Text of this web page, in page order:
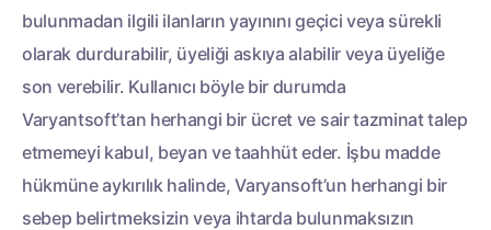
bulunmadan ilgili ilanların yayınını geçici veya sürekli
olarak durdurabilir, üyeliği askıya alabilir veya üyeliğe
son verebilir. Kullanıcı böyle bir durumda
Varyantsoft’tan herhangi bir ücret ve sair tazminat talep
etmemeyi kabul, beyan ve taahhüt eder. İşbu madde
hükmüne aykırılık halinde, Varyansoft’un herhangi bir
sebep belirtmeksizin veya ihtarda bulunmaksızın